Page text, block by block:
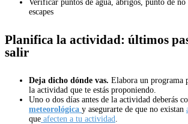
Verificar puntos de agua, abrigos, punto de
escapes
Planifica la actividad: últimos
salir
Deja dicho dónde vas. Elabora un programa
la actividad que te estás proponiendo.
Uno o dos días antes de la actividad deberás
meteorológica y asegurarte de que no existan
que afecten a tu actividad